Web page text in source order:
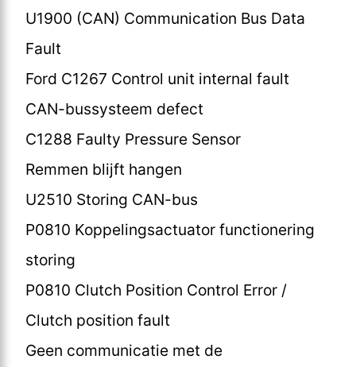
U1900 (CAN) Communication Bus Data
Fault
Ford C1267 Control unit internal fault
CAN-bussysteem defect
C1288 Faulty Pressure Sensor
Remmen blijft hangen
U2510 Storing CAN-bus
P0810 Koppelingsactuator functionering
storing
P0810 Clutch Position Control Error /
Clutch position fault
Geen communicatie met de